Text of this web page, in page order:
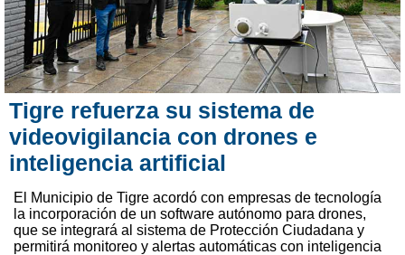
Tigre refuerza su sistema de
videovigilancia con drones e
inteligencia artificial
El Municipio de Tigre acordó con empresas de tecnología
la incorporación de un software autónomo para drones,
que se integrará al sistema de Protección Ciudadana y
permitirá monitoreo y alertas automáticas con inteligencia